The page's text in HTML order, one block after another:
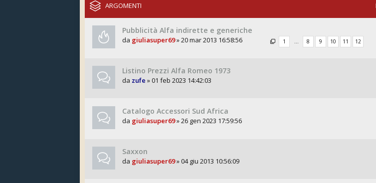
ARGOMENTI
Pubblicità Alfa indirette e generiche
1 … 8 9 10 11 12
da giuliasuper69» 20 mar 2013 16:58:56
Listino Prezzi Alfa Romeo 1973
da zufe » 01 feb 2023 14:42:03
Catalogo Accessori Sud Africa
da giuliasuper69» 26 gen 2023 17:59:56
Saxxon
da giuliasuper69» 04 giu 2013 10:56:09